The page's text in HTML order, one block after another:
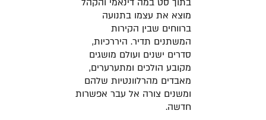
בתוך סט במה דינאמי והקהל
מוצא את עצמו בתנועה
ברווחים שבין הקירות
המשתנים תדיר. היררכיות,
סדרים ישנים ועולם מושגים
מקובע הולכים ומתערערים,
מאבדים מהרלוונטיות שלהם
ומשנים צורה אל עבר אפשרות
חדשה.